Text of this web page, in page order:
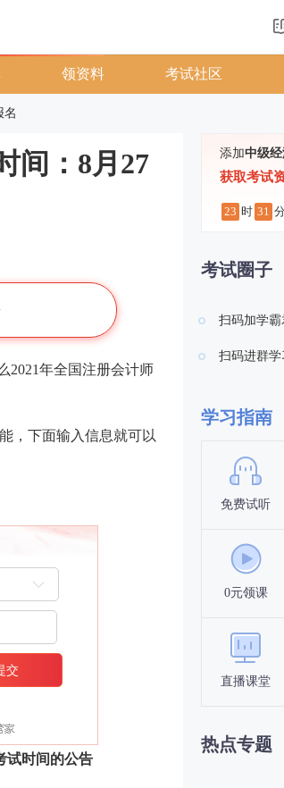
领资料 考试社区
名
间：8月27
2021年全国注册会计师
，下面输入信息就可以
交
试时间的公告
添加中级
获取考试
23 时 31
考试圈子
扫码加学
扫码进群学
学习指南
免费试听
0元领课
直播课堂
热点专题